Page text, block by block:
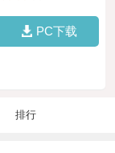
PC下载
排行